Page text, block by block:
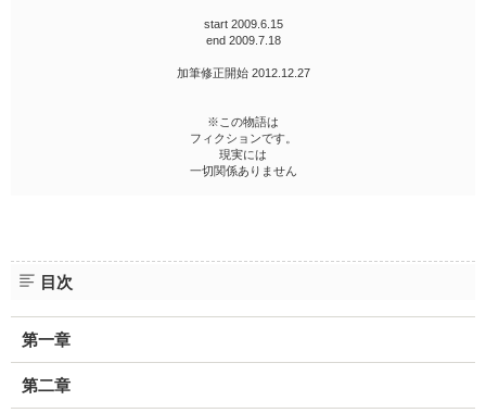
start 2009.6.15
end 2009.7.18
加筆修正開始 2012.12.27
※この物語は
フィクションです。
現実には
一切関係ありません
目次
第一章
第二章